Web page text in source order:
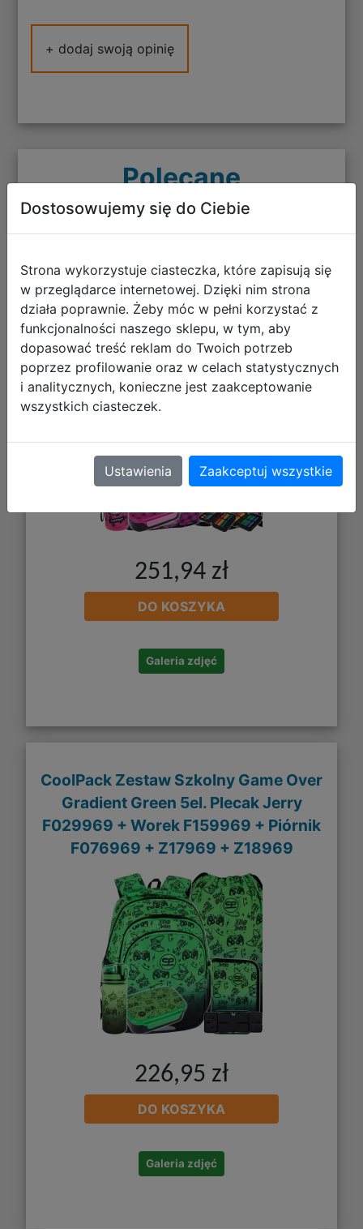
+ dodaj swoją opinię
Polecane
CoolPack Zestaw Szkolny Buddy 5el.
Plecak Jerry F029959 + Worek
F159959 + Piórnik F066959 +
Z17959 + Z18959
251,94 zł
DO KOSZYKA
Galeria zdjęć
CoolPack Zestaw Szkolny Game Over
Gradient Green 5el. Plecak Jerry
F029969 + Worek F159969 + Piórnik
F076969 + Z17969 + Z18969
226,95 zł
DO KOSZYKA
Galeria zdjęć
Dostosowujemy się do Ciebie
Strona wykorzystuje ciasteczka, które zapisują się
w przeglądarce internetowej. Dzięki nim strona
działa poprawnie. Żeby móc w pełni korzystać z
funkcjonalności naszego sklepu, w tym, aby
dopasować treść reklam do Twoich potrzeb
poprzez profilowanie oraz w celach statystycznych
i analitycznych, konieczne jest zaakceptowanie
wszystkich ciasteczek.
Ustawienia Zaakceptuj wszystkie